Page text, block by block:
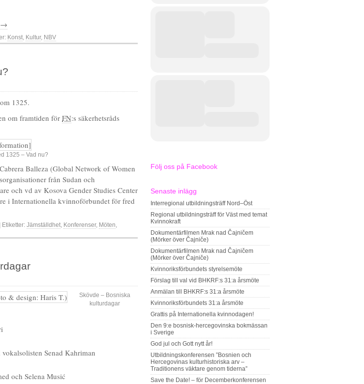
→
Konst, Kultur, NBV
1325.
om framtiden för FN:s säkerhetsråds
1325 – Vad nu?
Balleza (Global Network of Women
från Sudan och
och vd av Kosova Gender Studies Center
i Internationella kvinnoförbundet för fred
| Etiketter: Jämställdhet, Konferenser, Möten,
Skövde – Bosniska
kulturdagar
Senad Kahriman
och Selena Musić
Följ oss på Facebook
Senaste inlägg
Interregional utbildningsträff Nord–Öst
Regional utbildningsträff för Väst med temat
Kvinnokraft
Dokumentärfilmen Mrak nad Čajničem
(Mörker över Čajniče)
Dokumentärfilmen Mrak nad Čajničem
(Mörker över Čajniče)
Kvinnoriksförbundets styrelsemöte
Förslag till val vid BHKRF:s 31:a årsmöte
Anmälan till BHKRF:s 31:a årsmöte
Kvinnoriksförbundets 31:a årsmöte
Grattis på Internationella kvinnodagen!
Den 9:e bosnisk-hercegovinska bokmässan
i Sverige
God jul och Gott nytt år!
Utbildningskonferensen ”Bosnien och
Hercegovinas kulturhistoriska arv –
Traditionens väktare genom tiderna”
Save the Date! – för Decemberkonferensen